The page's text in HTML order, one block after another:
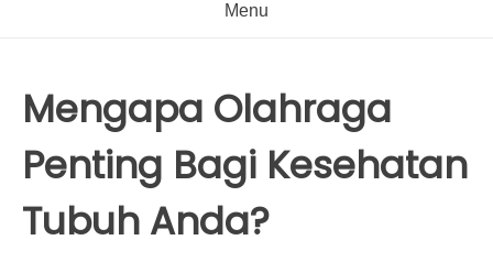
Menu
Mengapa Olahraga
Penting Bagi Kesehatan
Tubuh Anda?